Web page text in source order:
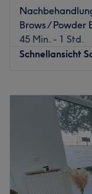
Brows / Powder
45 Min. - 1 Std.
Schnellansicht
Dienstag
Mittwoch
Donnerstag
Sonntag